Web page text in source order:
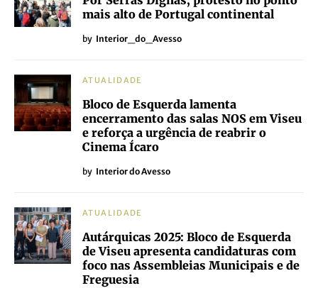
mais alto de Portugal continental
by Interior_do_Avesso
ATUALIDADE
Bloco de Esquerda lamenta
encerramento das salas NOS em Viseu
e reforça a urgência de reabrir o
Cinema Ícaro
by Interior do Avesso
ATUALIDADE
Autárquicas 2025: Bloco de Esquerda
de Viseu apresenta candidaturas com
foco nas Assembleias Municipais e de
Freguesia